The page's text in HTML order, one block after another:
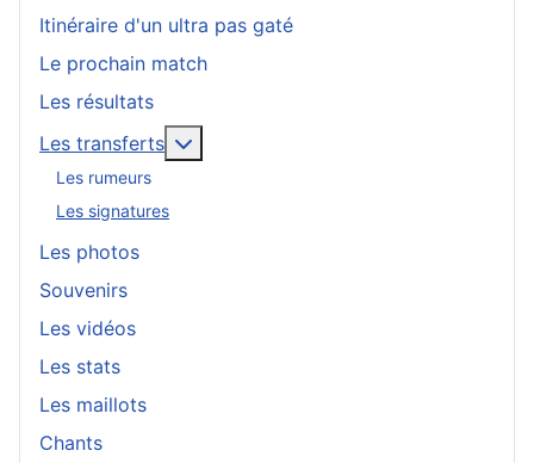
Itinéraire d'un ultra pas gaté
Le prochain match
Les résultats
Les transferts
Les rumeurs
Les signatures
Les photos
Souvenirs
Les vidéos
Les stats
Les maillots
Chants